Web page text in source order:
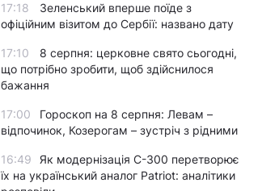
17:18
Зеленський вперше поїде з
офіційним візитом до Сербії: названо дату
17:10
8 серпня: церковне свято сьогодні,
що потрібно зробити, щоб здійснилося
бажання
17:00
Гороскоп на 8 серпня: Левам –
відпочинок, Козерогам – зустріч з рідними
16:49
Як модернізація С-300 перетворює
їх на український аналог Patriot: аналітики